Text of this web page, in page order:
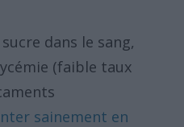
dans le sang,
(faible taux
sainement en